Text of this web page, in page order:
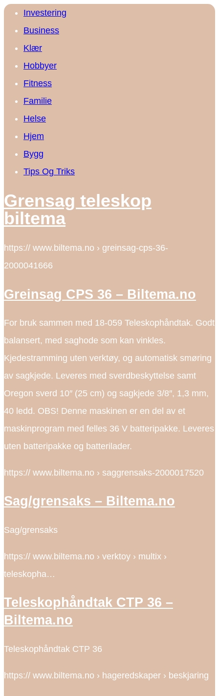
Investering
Business
Klær
Hobbyer
Fitness
Familie
Helse
Hjem
Bygg
Tips Og Triks
Grensag teleskop
biltema
https:// www.biltema.no › greinsag-cps-36-
2000041666
Greinsag CPS 36 – Biltema.no
For bruk sammen med 18-059 Teleskophåndtak. Godt
balansert, med saghode som kan vinkles.
Kjedestramming uten verktøy, og automatisk smøring
av sagkjede. Leveres med sverdbeskyttelse samt
Oregon sverd 10″ (25 cm) og sagkjede 3/8″, 1,3 mm,
40 ledd. OBS! Denne maskinen er en del av et
maskinprogram med felles 36 V batteripakke. Leveres
uten batteripakke og batterilader.
https:// www.biltema.no › saggrensaks-2000017520
Sag/grensaks – Biltema.no
Sag/grensaks
https:// www.biltema.no › verktoy › multix ›
teleskopha…
Teleskophåndtak CTP 36 –
Biltema.no
Teleskophåndtak CTP 36
https:// www.biltema.no › hageredskaper › beskjaring